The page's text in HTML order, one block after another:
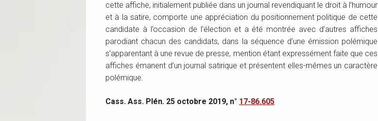
cette affiche, initialement publiée dans un journal revendiquant le droit à l’humour
et à la satire, comporte une appréciation du positionnement politique de cette
candidate à l’occasion de l’élection et a été montrée avec d’autres affiches
parodiant chacun des candidats, dans la séquence d’une émission polémique
s’apparentant à une revue de presse, mention étant expressément faite que ces
affiches émanent d’un journal satirique et présentent elles-mêmes un caractère
polémique.
Cass. Ass. Plén. 25 octobre 2019, n° 17-86.605